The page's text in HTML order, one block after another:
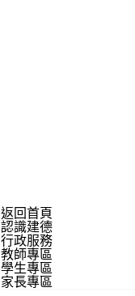
返回首頁
認識建德
行政服務
教師專區
學生專區
家長專區